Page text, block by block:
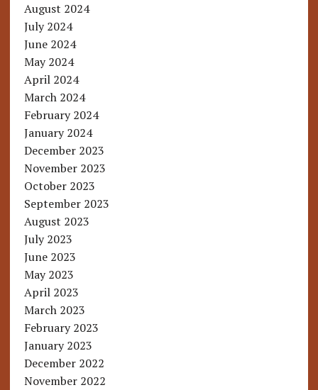
August 2024
July 2024
June 2024
May 2024
April 2024
March 2024
February 2024
January 2024
December 2023
November 2023
October 2023
September 2023
August 2023
July 2023
June 2023
May 2023
April 2023
March 2023
February 2023
January 2023
December 2022
November 2022